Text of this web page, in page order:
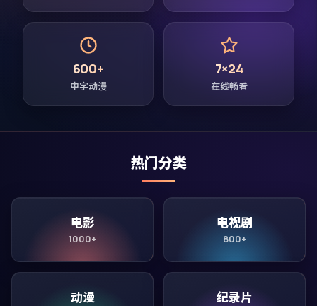
600+
中字动漫
7×24
在线畅看
热门分类
电影
1000+
电视剧
800+
动漫 纪录片